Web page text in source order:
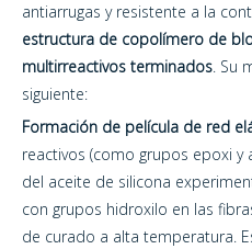
antiarrugas y resistente a la
estructura de copolímero de
multirreactivos terminados. Su
siguiente:
Formación de película de red
reactivos (como grupos epoxi y
del aceite de silicona
con grupos hidroxilo en las
de curado a alta temperatura.